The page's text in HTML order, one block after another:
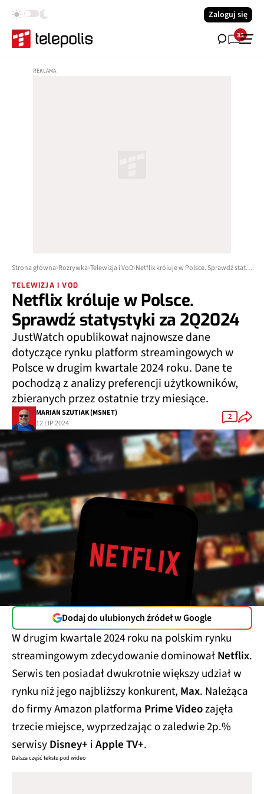
Zaloguj się
33
Strona główna Rozrywka Telewizja i VoD Netflix króluje w Polsce. Sprawdź statystyki za 2Q2024
TELEWIZJA I VOD
Netflix króluje w Polsce.
Sprawdź statystyki za 2Q2024
JustWatch opublikował najnowsze dane
dotyczące rynku platform streamingowych w
Polsce w drugim kwartale 2024 roku. Dane te
pochodzą z analizy preferencji użytkowników,
zbieranych przez ostatnie trzy miesiące.
MARIAN SZUTIAK (MSNET)
12 LIP 2024
2
Dodaj do ulubionych źródeł w Google
W drugim kwartale 2024 roku na polskim rynku
streamingowym zdecydowanie dominowałNetflix.
Serwis ten posiadał dwukrotnie większy udział w
rynku niż jego najbliższy konkurent, Max. Należąca
do firmy Amazon platforma Prime Videozajęła
trzecie miejsce, wyprzedzając o zaledwie 2p.%
serwisyDisney+iApple TV+.
Dalsza część tekstu pod wideo